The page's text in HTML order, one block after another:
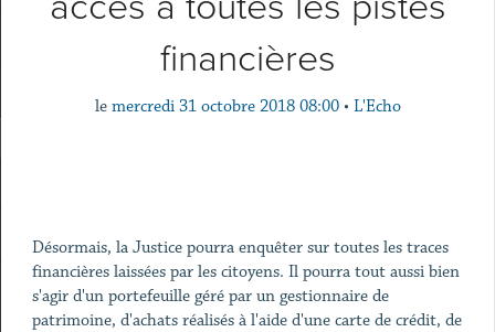
financières
le mercredi 31 octobre 2018 08:00 • L'Echo
Désormais, la Justice pourra enquêter sur toutes les traces
financières laissées par les citoyens. Il pourra tout aussi bien
s'agir d'un portefeuille géré par un gestionnaire de
patrimoine, d'achats réalisés à l'aide d'une carte de crédit, de